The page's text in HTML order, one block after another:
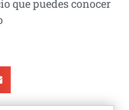
que puedes conocer